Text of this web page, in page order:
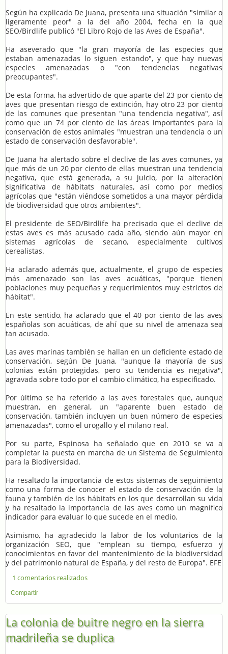
Según ha explicado De Juana, presenta una situación "similar o
ligeramente peor" a la del año 2004, fecha en la que
SEO/Birdlife publicó "El Libro Rojo de las Aves de España".
Ha aseverado que "la gran mayoría de las especies que
estaban amenazadas lo siguen estando", y que hay nuevas
especies amenazadas o "con tendencias negativas
preocupantes".
De esta forma, ha advertido de que aparte del 23 por ciento de
aves que presentan riesgo de extinción, hay otro 23 por ciento
de las comunes que presentan "una tendencia negativa", así
como que un 74 por ciento de las áreas importantes para la
conservación de estos animales "muestran una tendencia o un
estado de conservación desfavorable".
De Juana ha alertado sobre el declive de las aves comunes, ya
que más de un 20 por ciento de ellas muestran una tendencia
negativa, que está generada, a su juicio, por la alteración
significativa de hábitats naturales, así como por medios
agrícolas que "están viéndose sometidos a una mayor pérdida
de biodiversidad que otros ambientes".
El presidente de SEO/Birdlife ha precisado que el declive de
estas aves es más acusado cada año, siendo aún mayor en
sistemas agrícolas de secano, especialmente cultivos
cerealistas.
Ha aclarado además que, actualmente, el grupo de especies
más amenazado son las aves acuáticas, "porque tienen
poblaciones muy pequeñas y requerimientos muy estrictos de
hábitat".
En este sentido, ha aclarado que el 40 por ciento de las aves
españolas son acuáticas, de ahí que su nivel de amenaza sea
tan acusado.
Las aves marinas también se hallan en un deficiente estado de
conservación, según De Juana, "aunque la mayoría de sus
colonias están protegidas, pero su tendencia es negativa",
agravada sobre todo por el cambio climático, ha especificado.
Por último se ha referido a las aves forestales que, aunque
muestran, en general, un "aparente buen estado de
conservación, también incluyen un buen número de especies
amenazadas", como el urogallo y el milano real.
Por su parte, Espinosa ha señalado que en 2010 se va a
completar la puesta en marcha de un Sistema de Seguimiento
para la Biodiversidad.
Ha resaltado la importancia de estos sistemas de seguimiento
como una forma de conocer el estado de conservación de la
fauna y también de los hábitats en los que desarrollan su vida
y ha resaltado la importancia de las aves como un magnífico
indicador para evaluar lo que sucede en el medio.
Asimismo, ha agradecido la labor de los voluntarios de la
organización SEO, que "emplean su tiempo, esfuerzo y
conocimientos en favor del mantenimiento de la biodiversidad
y del patrimonio natural de España, y del resto de Europa". EFE
1 comentarios realizados
Compartir
La colonia de buitre negro en la sierra
madrileña se duplica